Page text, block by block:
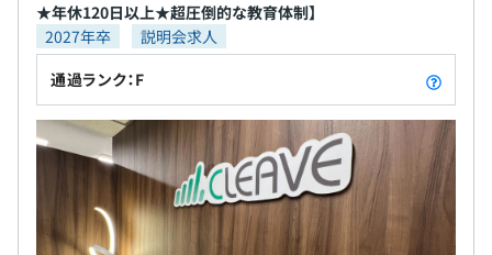
【社風・職場の雰囲気】
・年間を通じてイベントを開催しています。親睦会は半年
に1度おこなっています。ちなみに今年の親睦会では、熱
海へ行きました。
・新卒のメンバーは、多様なバックグラウンドを持ってる
方が多く、さまざまなプロジェクトで活躍しています。年
齢、性格も違う、異なる視点を持った同世代の仲間ととも
・JR「水道橋駅」西口（飯田橋寄りの改札出て右）から
徒歩5分
・住宅手当（住宅・引越手当 ※規定あり）
昇給：年1回
社会保険完備（健康保険・厚生年金保険、雇用保険・労災
6.4時間
前年度の有給休暇の平均取得日数
9.3日
前事業年度の育児休業取得者数／出産者数
男性0人/0人
女性0人/0人
役員及び管理的地位にある者に占める女性の割合
役員0.0%
を把握・分析し、会社の事業戦略に即した人材の配
置をおこなうことにより事業の効率性を高め、また
個人のモチベーション・パフォーマンスを最大限に
発揮できる仕組みを導入。 当社の企業理念の一つで
ある「社員成長=企業成長」に立ち返り、人財の成長
を今まで以上に意識して取り組んでいく所存です。
これからIT業界は、ますます産業全体の中心的な存
在になっていくでしょう。私たちは、その中心で活
躍し続けます。 そのダイナミズムを一緒に感じてみ
★年休120日以上★超圧倒的な教育体制】
2027年卒
説明会求人
通過ランク：F